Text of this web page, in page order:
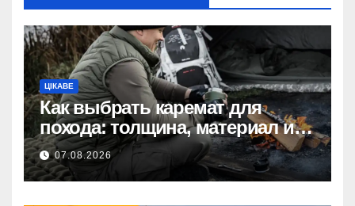
ЦІКАВЕ
Как выбрать каремат для
похода: толщина, материал и
размер
07.08.2026